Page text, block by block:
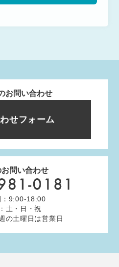
お問い合わせ
せフォーム
問い合わせ
：9:00-18:00
土・日・祝
の土曜日は営業日